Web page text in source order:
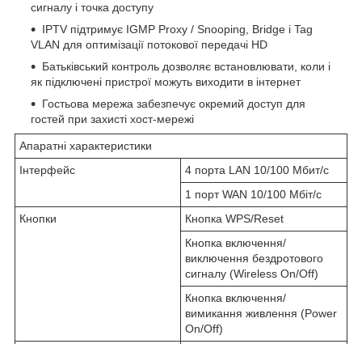
сигналу і точка доступу
IPTV підтримує IGMP Proxy / Snooping, Bridge і Tag
VLAN для оптимізації потокової передачі HD
Батьківський контроль дозволяє встановлювати, коли і
як підключені пристрої можуть виходити в інтернет
Гостьова мережа забезпечує окремий доступ для
гостей при захисті хост-мережі
Апаратні характеристики
Інтерфейс
4 порта LAN 10/100 Мбит/с
1 порт WAN 10/100 Мбіт/с
Кнопки
Кнопка WPS/Reset
Кнопка включення/
виключення бездротового
сигналу (Wireless On/Off)
Кнопка включення/
вимикання живлення (Power
On/Off)